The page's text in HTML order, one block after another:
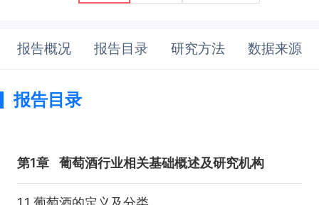
报告概况 报告目录 研究方法 数据来源
报告目录
第1章 葡萄酒行业相关基础概述及研究机构